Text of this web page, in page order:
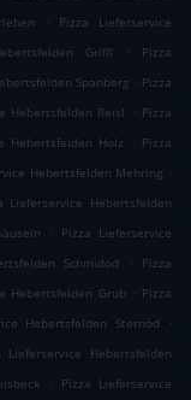
.
Pizza Lieferservice
Griffl .
Pizza
Spanberg . Pizza
Hebertsfelden Reisl . Pizza
Hebertsfelden Holz . Pizza
Hebertsfelden Mehring .
Lieferservice Hebertsfelden
. Pizza Lieferservice
Schmidöd .
Pizza
Hebertsfelden Grub . Pizza
Hebertsfelden Sternöd
.
Lieferservice Hebertsfelden
.
Pizza Lieferservice